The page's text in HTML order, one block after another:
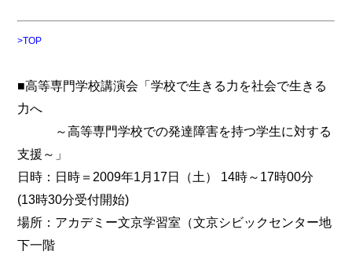
>TOP
■高等専門学校講演会「学校で生きる力を社会で生きる
力へ
～高等専門学校での発達障害を持つ学生に対する
支援～」
日時：日時＝2009年1月17日（土） 14時～17時00分
(13時30分受付開始)
場所：アカデミー文京学習室（文京シビックセンター地
下一階